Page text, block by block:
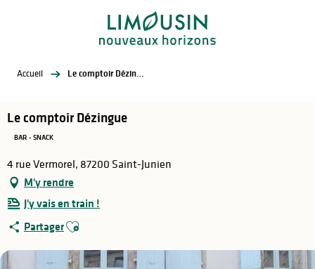
Accueil Le comptoir Dézingue
Le comptoir Dézingue
BAR - SNACK
4 rue Vermorel, 87200 Saint-Junien
M'y rendre
J'y vais en train !
PartagerAjouter aux favoris